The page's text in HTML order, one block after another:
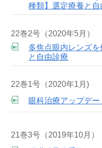
種類】選定療養と自
22巻2号（2020年5月）
多焦点眼内レンズ
と自由診療
22巻1号（2020年1月)
眼科治療アップデ
21巻3号（2019年10月）